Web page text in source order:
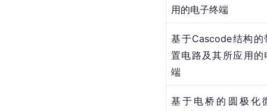
用的电子终端
基于Cascode结构的
置电路及其所应用的
端
基于电桥的圆极化